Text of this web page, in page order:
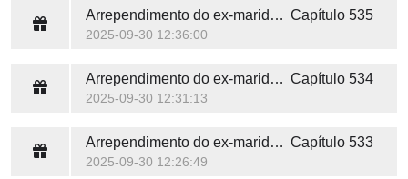
Arrependimento do ex-marido (Victoria e Alexander) Capítulo 535
2025-09-30 12:36:00
Arrependimento do ex-marido (Victoria e Alexander) Capítulo 534
2025-09-30 12:31:13
Arrependimento do ex-marido (Victoria e Alexander) Capítulo 533
2025-09-30 12:26:49